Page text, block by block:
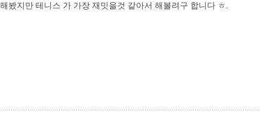
봤지만 테니스 가 가장 재밋을것 같아서 해볼려구 합니다 ㅎ.